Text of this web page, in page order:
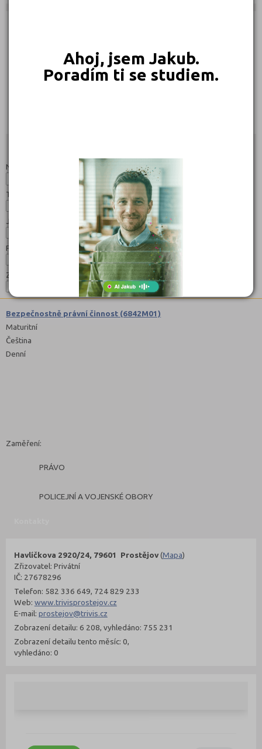
Ahoj, jsem Jakub.
Poradím ti se studiem.
Název:
Typ:
Jazyk:
Forma:
Zaměření:
Bezpečnostně právní činnost (6842M01)
Maturitní
Čeština
Denní
Zaměření:
PRÁVO
POLICEJNÍ A VOJENSKÉ OBORY
Havlíčkova 2920/24, 79601 Prostějov(Mapa)
Zřizovatel: Privátní
IČ: 27678296
Telefon: 582 336 649, 724 829 233
Web: www.trivisprostejov.cz
E-mail: prostejov@trivis.cz
Zobrazení detailu: 6 208, vyhledáno: 755 231
Zobrazení detailu tento měsíc: 0,
vyhledáno: 0